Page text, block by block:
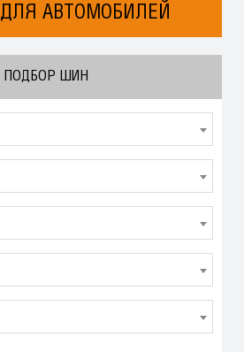
АВТОМОБИЛЕЙ
ПОДБОР ШИН